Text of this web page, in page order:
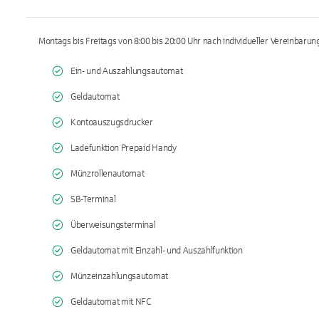
Montags bis Freitags von 8:00 bis 20:00 Uhr nach individueller
Ein- und Auszahlungsautomat
Geldautomat
Kontoauszugsdrucker
Ladefunktion Prepaid Handy
Münzrollenautomat
SB-Terminal
Überweisungsterminal
Geldautomat mit Einzahl- und Auszahlfunktion
Münzeinzahlungsautomat
Geldautomat mit NFC